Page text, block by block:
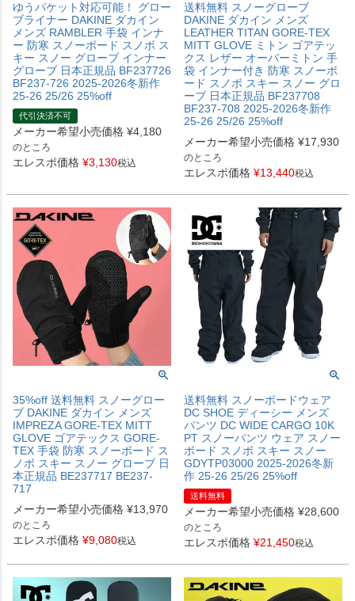
ゆうパケット対応可能！ グロー
ブライナー DAKINE ダカイン
メンズ RAMBLER 手袋 インナ
ー 防寒 スノーボード スノボ ス
キー スノー グローブ インナー
グローブ 日本正規品 BF237726
BF237-726 2025-2026冬新作
25-26 25/26 25%off
代引決済不可
メーカー希望小売価格 ¥4,180
のところ
エレスポ価格 ¥3,130税込
送料無料 スノーグローブ
DAKINE ダカイン メンズ
LEATHER TITAN GORE-TEX
MITT GLOVE ミトン ゴアテッ
クス レザー オーバーミトン 手
袋 インナー付き 防寒 スノーボ
ード スノボ スキー スノー グロ
ーブ 日本正規品 BF237708
BF237-708 2025-2026冬新作
25-26 25/26 25%off
メーカー希望小売価格 ¥17,930
のところ
エレスポ価格 ¥13,440税込
35%off 送料無料 スノーグロー
ブ DAKINE ダカイン メンズ
IMPREZA GORE-TEX MITT
GLOVE ゴアテックス GORE-
TEX 手袋 防寒 スノーボード ス
ノボ スキー スノー グローブ 日
本正規品 BE237717 BE237-
717
メーカー希望小売価格 ¥13,970
のところ
エレスポ価格 ¥9,080税込
送料無料 スノーボードウェア
DC SHOE ディーシー メンズ
パンツ DC WIDE CARGO 10K
PT スノーパンツ ウェア スノー
ボード スノボ スキー スノー
GDYTP03000 2025-2026冬新
作 25-26 25/26 25%off
送料無料
メーカー希望小売価格 ¥28,600
のところ
エレスポ価格 ¥21,450税込